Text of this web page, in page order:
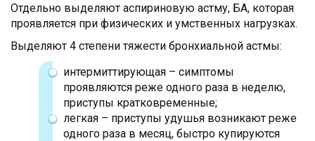
Отдельно выделяют аспириновую астму, БА, которая
проявляется при физических и умственных нагрузках.
Выделяют 4 степени тяжести бронхиальной астмы:
интермиттирующая – симптомы
проявляются реже одного раза в неделю,
приступы кратковременные;
легкая – приступы удушья возникают реже
одного раза в месяц, быстро купируются